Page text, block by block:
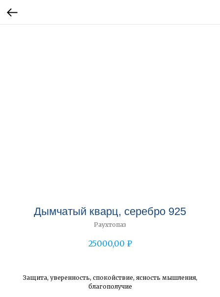
Дымчатый кварц, серебро 925
Раухтопаз
25000,00 ₽
Защита, уверенность, спокойствие, ясность мышления,
благополучие